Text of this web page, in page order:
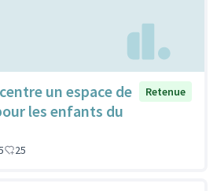
un espace de
les enfants du
Retenue
25